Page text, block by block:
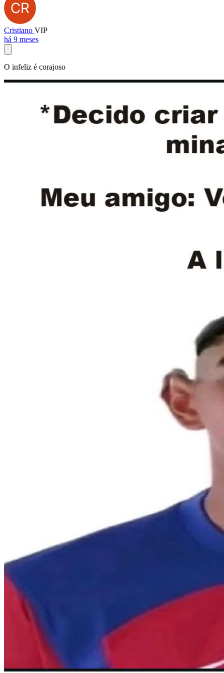
Cristiano VIP
há 9 meses
O infeliz é corajoso